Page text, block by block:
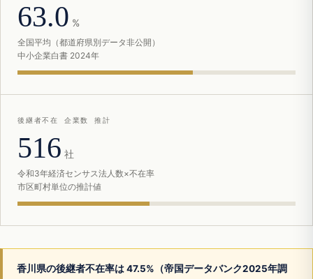
63.0 %
全国平均（都道府県別データ非公開）
中小企業白書 2024年
後継者不在 企業数 推計
516 社
令和3年経済センサス法人数×不在率
市区町村単位の推計値
香川県の後継者不在率は 47.5%（帝国データバンク2025年調